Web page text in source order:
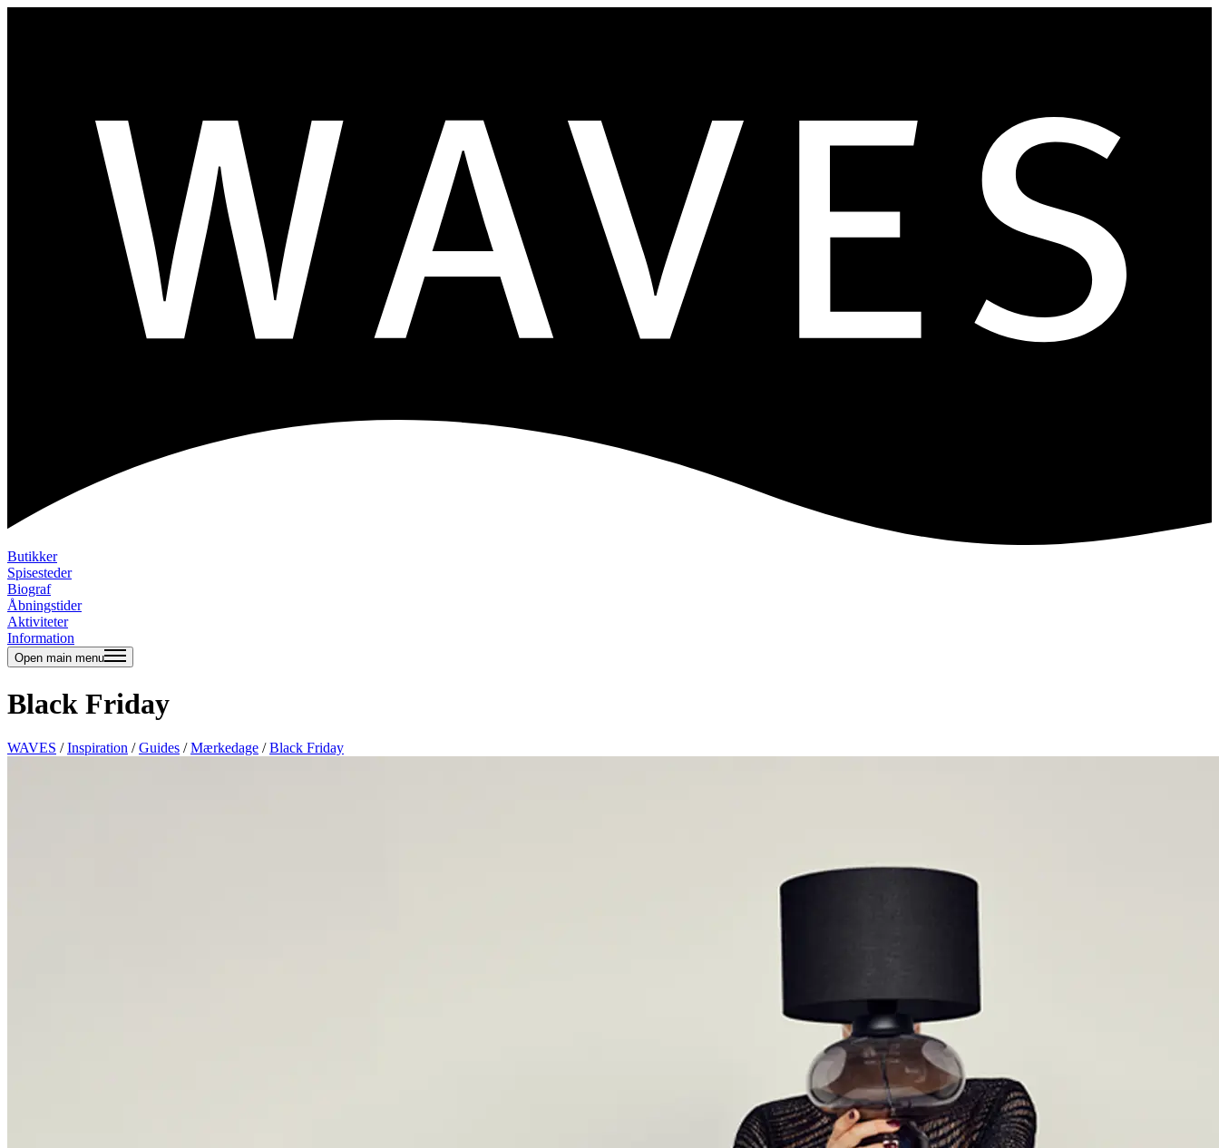
Butikker
Spisesteder
Biograf
Åbningstider
Aktiviteter
Information
Open main menu
Black Friday
WAVES /Inspiration /Guides /Mærkedage /Black Friday